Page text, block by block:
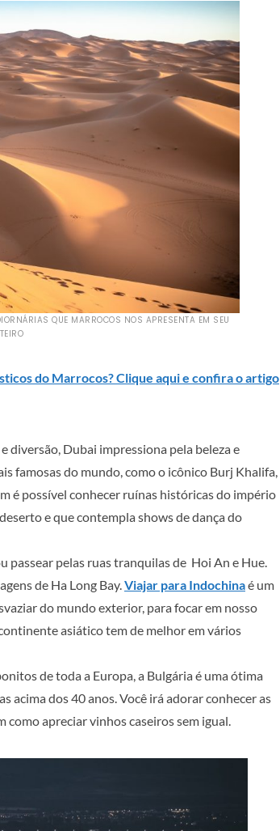
QUE MARROCOS NOS APRESENTA EM SEU
do Marrocos? Clique aqui e confira o artigo
diversão, Dubai impressiona pela beleza e
famosas do mundo, como o icônico Burj Khalifa,
é possível conhecer ruínas históricas do império
e que contempla shows de dança do
passear pelas ruas tranquilas de Hoi An e Hue.
de Ha Long Bay.Viajar para Indochinaé um
do mundo exterior, para focar em nosso
asiático tem de melhor em vários
de toda a Europa, a Bulgária é uma ótima
acima dos 40 anos. Você irá adorar conhecer as
como apreciar vinhos caseiros sem igual.